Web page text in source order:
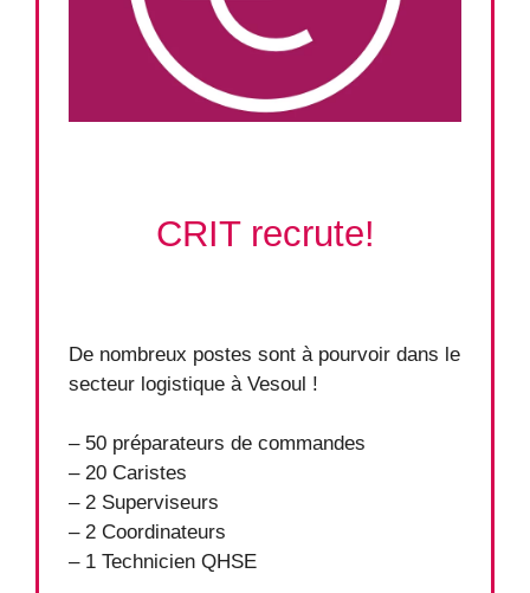
CRIT recrute!
De nombreux postes sont à pourvoir dans le
secteur logistique à Vesoul !
– 50 préparateurs de commandes
– 20 Caristes
– 2 Superviseurs
– 2 Coordinateurs
– 1 Technicien QHSE